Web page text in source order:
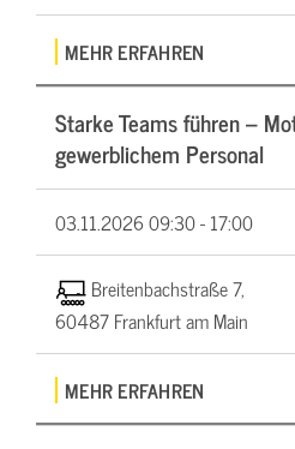
MEHR ERFAHREN
Starke Teams führen –
gewerblichem Personal
03.11.202609:30 - 17:00
Breitenbachstraße 7,
60487 Frankfurt am Main
MEHR ERFAHREN